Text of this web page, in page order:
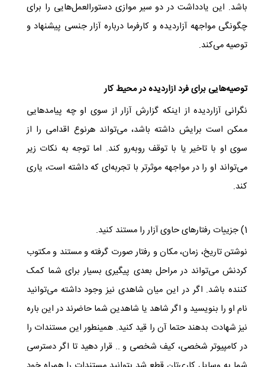
باشد. این یادداشت در دو سیر موازی دستورالعمل‌هایی را برای
چگونگی مواجهه آزاردیده و کارفرما درباره آزار جنسی پیشنهاد و
توصیه می‌کند.
توصیه‌هایی برای فرد آزاردیده در محیط کار
نگرانی آزاردیده از اینکه گزارش آزار از سوی او چه پیامدهایی
ممکن است برایش داشته باشد، می‌تواند هرنوع اقدامی را از
سوی او با تاخیر یا با توقف روبه‌رو کند. اما توجه به نکات زیر
می‌تواند او را در مواجهه موثرتر با تجربه‌ای که داشته است، یاری
کند.
1) جزییات رفتارهای حاوی آزار را مستند کنید.
نوشتن تاریخ، زمان، مکان و رفتار صورت گرفته و مستند و مکتوب
کردنش می‌تواند در مراحل بعدی پیگیری بسیار برای شما کمک
کننده باشد. اگر در این میان شاهدی نیز وجود داشته می‌توانید
نام او را بنویسید و اگر شاهد یا شاهدین شما حاضرند در این باره
نیز شهادت بدهند حتما آن را قید کنید. همینطور این مستندات را
در کامپیوتر شخصی، کیف شخصی و .. قرار دهید تا اگر دسترسی